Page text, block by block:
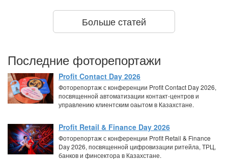
Больше статей
Последние фоторепортажи
Profit Contact Day 2026
Фоторепортаж с конференции Profit Contact Day 2026,
посвященной автоматизации контакт-центров и
управлению клиентским оаытом в Казахстане.
Profit Retail & Finance Day 2026
Фоторепортаж с конференции Profit Retail & Finance
Day 2026, посвященной цифровизации ритейла, ТРЦ,
банков и финсектора в Казахстане.